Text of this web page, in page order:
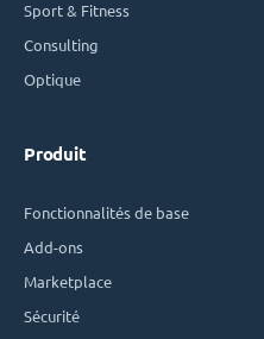
Sport & Fitness
Consulting
Optique
Produit
Fonctionnalités de base
Add-ons
Marketplace
Sécurité